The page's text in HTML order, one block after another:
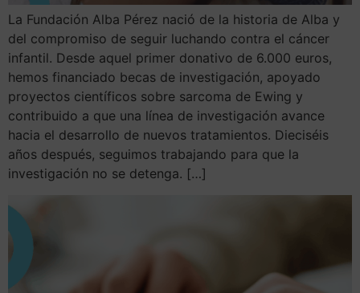
La Fundación Alba Pérez nació de la historia de Alba y
del compromiso de seguir luchando contra el cáncer
infantil. Desde aquel primer donativo de 6.000 euros,
hemos financiado becas de investigación, apoyado
proyectos científicos sobre sarcoma de Ewing y
contribuido a que una línea de investigación avance
hacia el desarrollo de nuevos tratamientos. Dieciséis
años después, seguimos trabajando para que la
investigación no se detenga. […]